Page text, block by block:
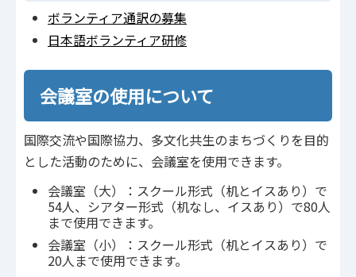
ボランティア通訳の募集
日本語ボランティア研修
会議室の使用について
国際交流や国際協力、多文化共生のまちづくりを目的
とした活動のために、会議室を使用できます。
会議室（大）：スクール形式（机とイスあり）で
54人、シアター形式（机なし、イスあり）で80人
まで使用できます。
会議室（小）：スクール形式（机とイスあり）で
20人まで使用できます。